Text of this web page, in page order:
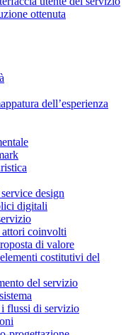
ottenuta
dell’esperienza
design
digitali
coinvolti
di valore
costitutivi del
del servizio
i flussi di servizio